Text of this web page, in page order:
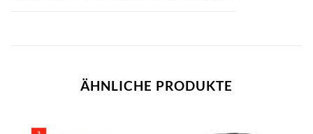
ÄHNLICHE PRODUKTE